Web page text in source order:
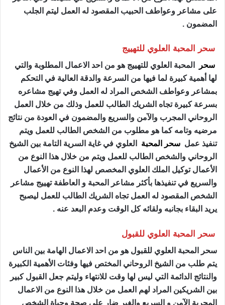
على مشاعر وعواطف الحبيب المقصود له العمل ليتم الجلب
المضمون .
سحر المحبة العلوي للتهييج
سحر
المحبة العلوي للتهييج هو من احد الاعمال المطلوبة والتي
لها أهمية كبيرة لما فيها من السرعة والدقة العالية في التحكم
بمشاعر وعواطف الشخص المراد له العمل وفي تهيج مشاعره
بسرعة كبيرة تجاه الشريك الطالب للعمل وذلك من خلال العمل
الروحاني المجرب والآمن والسريع والمضمون في العودة من نتائج
مرضيه وتامه كما هو مطلوب من الشخص الطالب للعمل ويتم
تنفيذ عمل سحر المحبة
العلوي في غاية السرية التامة بين الشيخ
الروحاني والشخص الطالب للعمل ويتم من خلال هذا النوع من
الأعمال توكيل الملك العلوي المخصص لهذا النوع من الأعمال
والسريع في تنفيذها بأكثر مشاعر المحبة و العاطفة تهييج مشاعر
الشخص المقصود له العمل تجاه الشريك الطالب للعمل ليصبح
يريد البقاء بجانبه ولقائه كل الوقت وعدم البعد عنه .
سحر المحبة العلوي للقبول
سحر المحبة العلوي للقبول هو من احد الاعمال الهامة بين الناس
يتم طلب من الشيخ الروحاني المختص فيها وفئات الأهمية الكبيرة
والنتائج الدائمة التي ليس لها وقت للانتهاء وليتم جعل القبول كبير
بين الشريكين المراد لهم العمل من خلال هذا النوع من الاعمال
المجربة الآمن و السريع والغير ضار على صحة وحياة الشخص